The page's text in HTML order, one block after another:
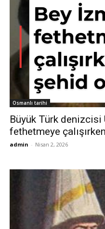
Osmanlı tarihi
Büyük Türk denizcisi
fethetmeye
admin - Nisan 2, 2026